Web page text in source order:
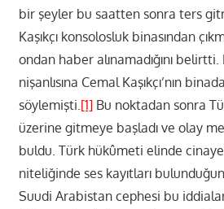
bir şeyler bu saatten sonra ters
Kaşıkçı konsolosluk binasından
ondan haber alınamadığını
nişanlısına Cemal Kaşıkçı’nın
söylemişti. [1]Bu noktadan sonra
üzerine gitmeye başladı ve olay
buldu. Türk hükûmeti elinde
niteliğinde ses kayıtları
Suudi Arabistan cephesi bu